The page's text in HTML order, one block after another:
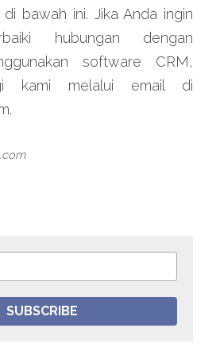
bawah ini. Jika Anda ingin
hubungan dengan
software CRM,
kami melalui email di
SUBSCRIBE